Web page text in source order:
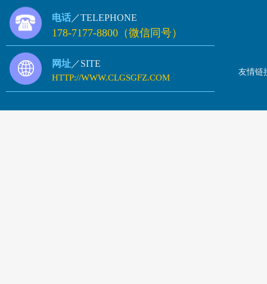
电话 ／TELEPHONE
178-7177-8800（微信同号）
网址 ／SITE
HTTP://WWW.CLGSGFZ.COM
友情链